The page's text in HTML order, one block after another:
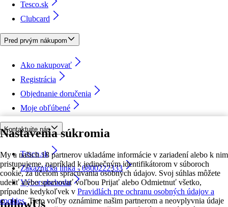
Nastavenia súkromia
My a našich 18 partnerov ukladáme informácie v zariadení alebo k nim
pristupujeme, napríklad k jedinečným identifikátorom v súboroch
cookie, za účelom spracúvania osobných údajov. Svoj súhlas môžete
udeliť alebo spravovať voľbou Prijať alebo Odmietnuť všetko,
prípadne kedykoľvek v Pravidlách pre ochranu osobných údajov a
cookies. Tieto voľby oznámime našim partnerom a neovplyvnia údaje
Tesco.sk
Clubcard
Pred prvým nákupom
Ako nakupovať
Registrácia
Objednanie doručenia
Moje obľúbené
Kontaktujte nás
Tesco.sk
Zákaznícka linka - 0800222333
Výber obchodu
followUs